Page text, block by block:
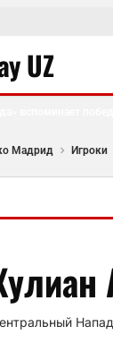
UZ
победу
Мадрид Игроки